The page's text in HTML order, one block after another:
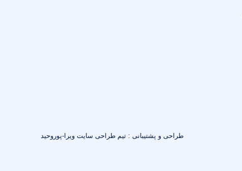
طراحی و پشتیبانی : تیم طراحی سایت ویرا-پوروحید